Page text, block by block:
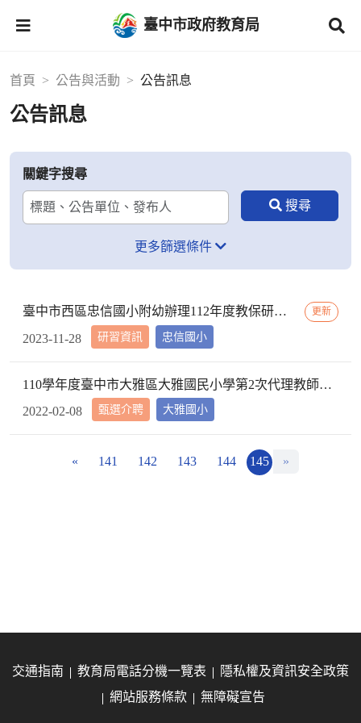
臺中市政府教育局
首頁 公告與活動 公告訊息
公告訊息
關鍵字搜尋
更多篩選條件
研習資訊
臺中市西區忠信國小附幼辦理112年度教保研習─ 「嬰幼用藥安全~就是「藥」你好好的」，請鼓勵貴校(園)教保服務人員踴躍參加 更新
忠信國小
2023-11-28
甄選介聘
110學年度臺中市大雅區大雅國民小學第2次代理教師甄選第2次招考結果公告
大雅國小
2022-02-08
« 141 142 143 144 145 »
交通指南 教育局電話分機一覽表
隱私權及資訊安全政策
網站服務條款
無障礙宣告